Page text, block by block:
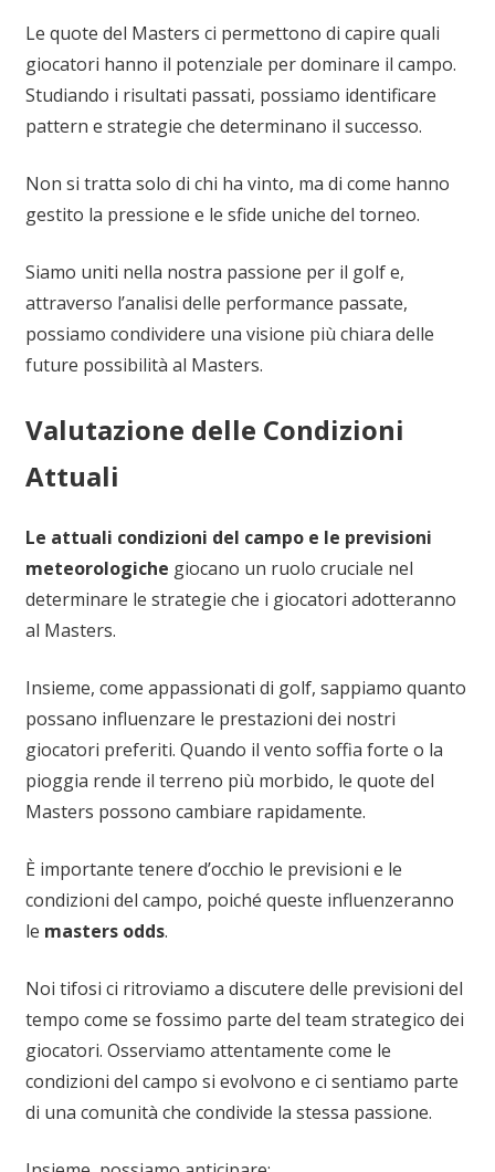
Le quote del Masters ci permettono di capire quali
giocatori hanno il potenziale per dominare il campo.
Studiando i risultati passati, possiamo identificare
pattern e strategie che determinano il successo.
Non si tratta solo di chi ha vinto, ma di come hanno
gestito la pressione e le sfide uniche del torneo.
Siamo uniti nella nostra passione per il golf e,
attraverso l’analisi delle performance passate,
possiamo condividere una visione più chiara delle
future possibilità al Masters.
Valutazione delle Condizioni
Attuali
Le attuali condizioni del campo e le previsioni
meteorologiche giocano un ruolo cruciale nel
determinare le strategie che i giocatori adotteranno
al Masters.
Insieme, come appassionati di golf, sappiamo quanto
possano influenzare le prestazioni dei nostri
giocatori preferiti. Quando il vento soffia forte o la
pioggia rende il terreno più morbido, le quote del
Masters possono cambiare rapidamente.
È importante tenere d’occhio le previsioni e le
condizioni del campo, poiché queste influenzeranno
le masters odds.
Noi tifosi ci ritroviamo a discutere delle previsioni del
tempo come se fossimo parte del team strategico dei
giocatori. Osserviamo attentamente come le
condizioni del campo si evolvono e ci sentiamo parte
di una comunità che condivide la stessa passione.